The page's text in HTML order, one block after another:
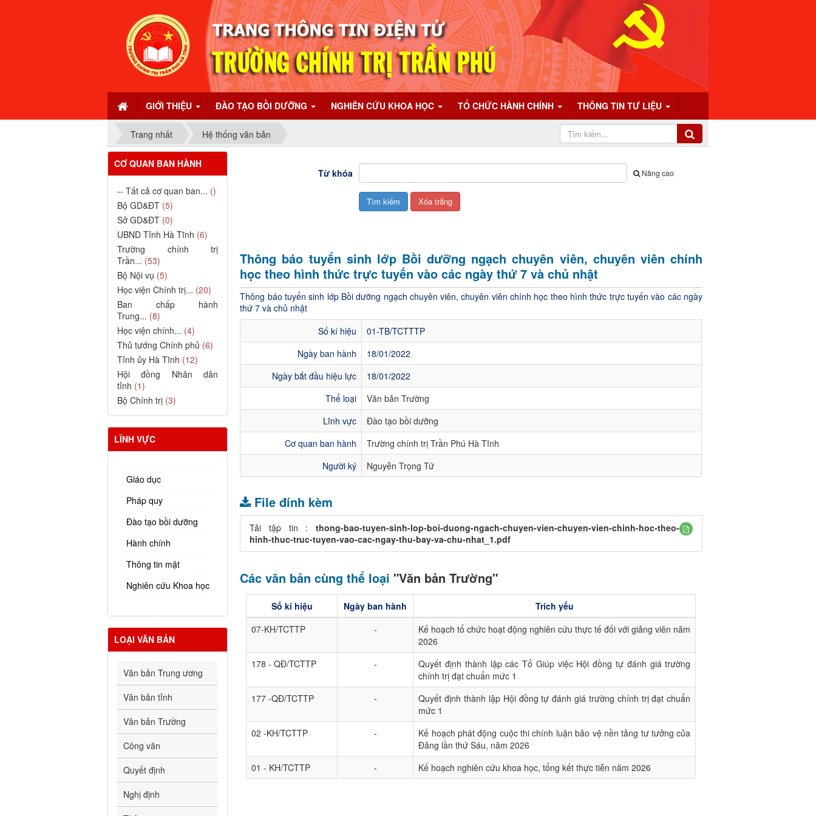
GIỚI THIỆU ĐÀO TẠO BỒI DƯỠNG NGHIÊN CỨU KHOA HỌC TỔ CHỨC HÀNH CHÍNH THÔNG TIN TƯ LIỆU
Trang nhất Hệ thống văn bản
Từ khóa Nâng cao
Thông báo tuyển sinh lớp Bồi dưỡng ngạch chuyên viên, chuyên viên chính
học theo hình thức trực tuyến vào các ngày thứ 7 và chủ nhật
Thông báo tuyển sinh lớp Bồi dưỡng ngạch chuyên viên, chuyên viên chính học theo hình thức trực tuyến vào các ngày
thứ 7 và chủ nhật
Số kí hiệu
01-TB/TCTTTP
Ngày ban hành
18/01/2022
Ngày bắt đầu hiệu lực
18/01/2022
Thể loại
Văn bản Trường
Lĩnh vực
Đào tạo bồi dưỡng
Cơ quan ban hành
Trường chính trị Trần Phú Hà Tĩnh
Người ký
Nguyễn Trọng Tứ
File đính kèm
Tải tập tin : thong-bao-tuyen-sinh-lop-boi-duong-ngach-chuyen-vien-chuyen-vien-chinh-hoc-theo-
hinh-thuc-truc-tuyen-vao-cac-ngay-thu-bay-va-chu-nhat_1.pdf
Các văn bản cùng thể loại "Văn bản Trường"
Số kí hiệu Ngày ban hành
Trích yếu
07-KH/TCTTP
-
Kế hoạch tổ chức hoạt động nghiên cứu thực tế đối với giảng viên năm
2026
178 - QĐ/TCTTP
-
Quyết định thành lập các Tổ Giúp việc Hội đồng tự đánh giá trường
chính trị đạt chuẩn mức 1
177 -QĐ/TCTTP
-
Quyết định thành lập Hội đồng tự đánh giá trường chính trị đạt chuẩn
mức 1
02 -KH/TCTTP
-
Kế hoạch phát động cuộc thi chính luận bảo vệ nền tảng tư tưởng của
Đảng lần thứ Sáu, năm 2026
01 - KH/TCTTP
- Kế hoạch nghiên cứu khoa học, tổng kết thực tiễn năm 2026
CƠ QUAN BAN HÀNH
-- Tất cả cơ quan ban... ()
Bộ GD&ĐT (5)
Sở GD&ĐT (0)
UBND Tỉnh Hà Tĩnh (6)
Trường chính trị
Trần... (53)
Bộ Nội vụ (5)
Học viện Chính trị... (20)
Ban chấp hành
Trung... (8)
Học viện chính... (4)
Thủ tướng Chính phủ (6)
Tỉnh ủy Hà Tĩnh (12)
Hội đồng Nhân dân
tỉnh (1)
Bộ Chính trị (3)
LĨNH VỰC
Giáo dục
Pháp quy
Đào tạo bồi dưỡng
Hành chính
Thông tin mật
Nghiên cứu Khoa học
LOẠI VĂN BẢN
Văn bản Trung ương
Văn bản tỉnh
Văn bản Trường
Công văn
Quyết định
Nghị định